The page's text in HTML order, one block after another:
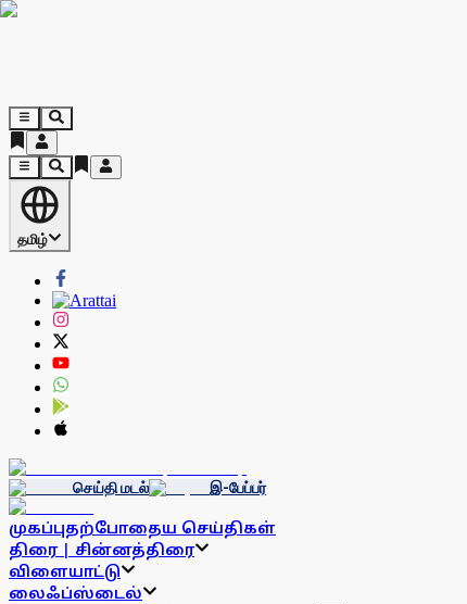
தமிழ்
செய்தி மடல் இ-பேப்பர்
முகப்புதற்போதைய செய்திகள்
திரை | சின்னத்திரை
விளையாட்டு
லைஃப்ஸ்டைல்